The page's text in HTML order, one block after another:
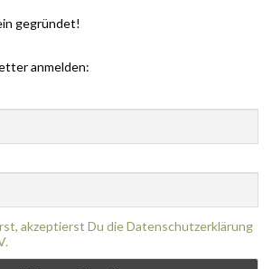
gegründet!
anmelden:
akzeptierst Du die Datenschutzerklärung